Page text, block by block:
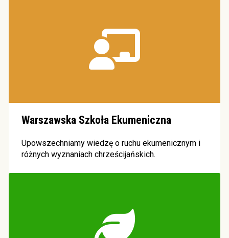
Warszawska Szkoła Ekumeniczna
Upowszechniamy wiedzę o ruchu ekumenicznym i
różnych wyznaniach chrześcijańskich.